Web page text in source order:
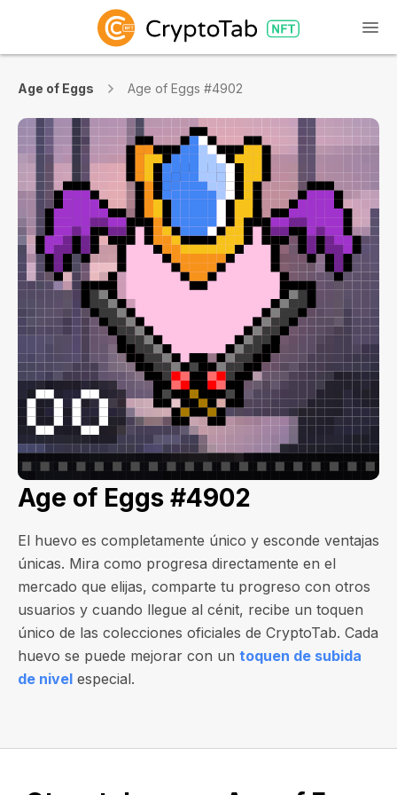
Age of Eggs Age of Eggs #4902
Age of Eggs #4902
El huevo es completamente único y esconde ventajas
únicas. Mira como progresa directamente en el
mercado que elijas, comparte tu progreso con otros
usuarios y cuando llegue al cénit, recibe un toquen
único de las colecciones oficiales de CryptoTab. Cada
huevo se puede mejorar con un toquen de subida
de nivel especial.